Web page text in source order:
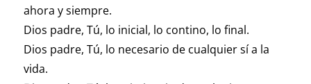
ahora y siempre.
Dios padre, Tú, lo inicial, lo contino, lo final.
Dios padre, Tú, lo necesario de cualquier sí a la
vida.